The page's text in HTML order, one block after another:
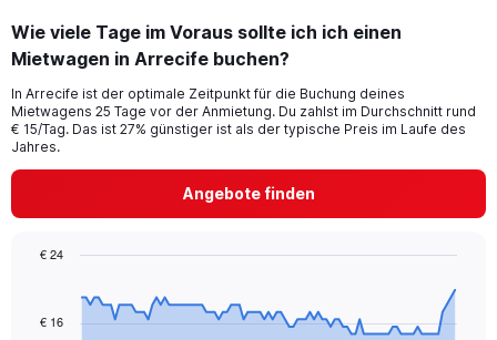
Wie viele Tage im Voraus sollte ich ich einen
Mietwagen in Arrecife buchen?
In Arrecife ist der optimale Zeitpunkt für die Buchung deines
Mietwagens 25 Tage vor der Anmietung. Du zahlst im Durchschnitt rund
€ 15/Tag. Das ist 27% günstiger ist als der typische Preis im Laufe des
Jahres.
Angebote finden
data
€ 16
€ 24